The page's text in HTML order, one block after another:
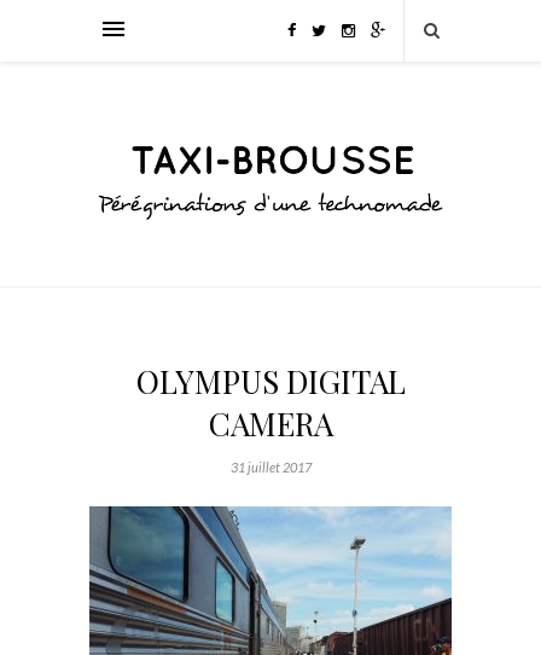
OLYMPUS DIGITAL
CAMERA
31 juillet 2017